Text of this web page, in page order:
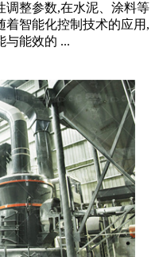
调整参数,在水泥、涂料等
着智能化控制技术的应用,
与能效的 ...